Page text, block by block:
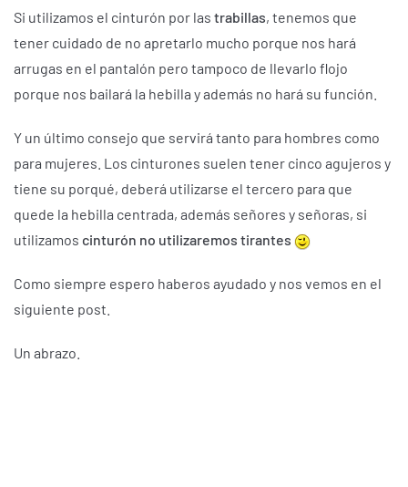
Si utilizamos el cinturón por las trabillas, tenemos que
tener cuidado de no apretarlo mucho porque nos hará
arrugas en el pantalón pero tampoco de llevarlo flojo
porque nos bailará la hebilla y además no hará su función.
Y un último consejo que servirá tanto para hombres como
para mujeres. Los cinturones suelen tener cinco agujeros y
tiene su porqué, deberá utilizarse el tercero para que
quede la hebilla centrada, además señores y señoras, si
utilizamos cinturón no utilizaremos tirantes
Como siempre espero haberos ayudado y nos vemos en el
siguiente post.
Un abrazo.